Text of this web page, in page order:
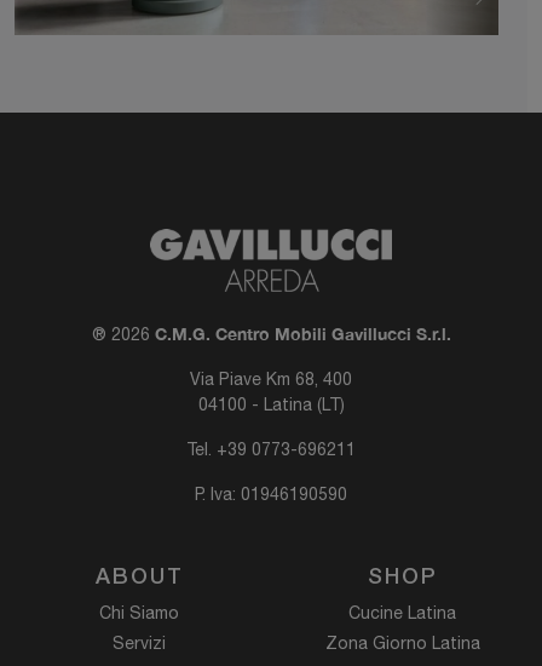
® 2026 C.M.G. Centro Mobili Gavillucci S.r.l.
Via Piave Km 68, 400
04100 - Latina (LT)
Tel. +39 0773-696211
P. Iva: 01946190590
ABOUT
Chi Siamo
Servizi
SHOP
Cucine Latina
Zona Giorno Latina